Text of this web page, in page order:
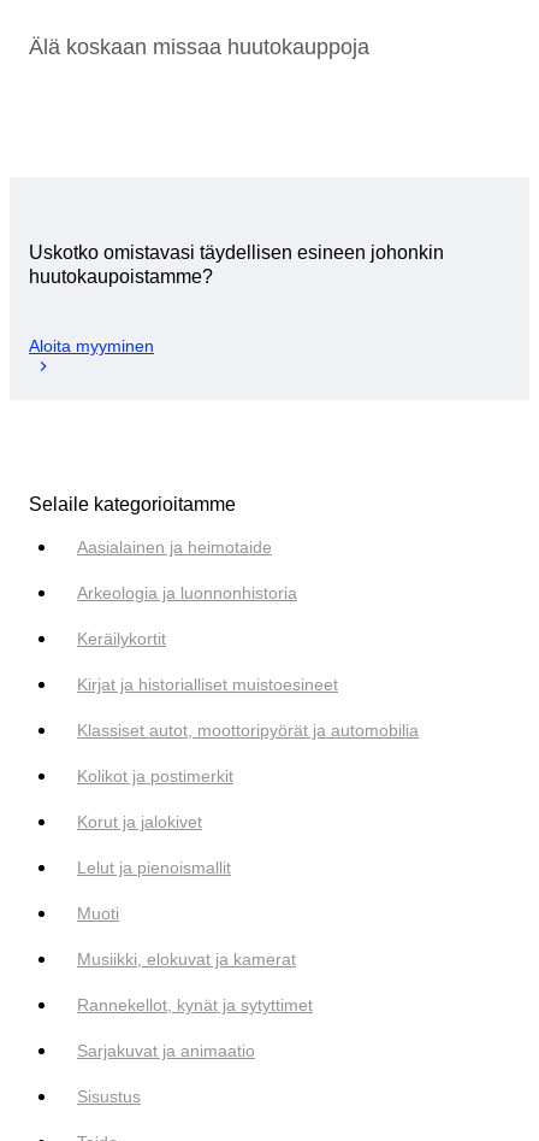
Älä koskaan missaa huutokauppoja
Uskotko omistavasi täydellisen esineen johonkin
huutokaupoistamme?
Aloita myyminen
Selaile kategorioitamme
Aasialainen ja heimotaide
Arkeologia ja luonnonhistoria
Keräilykortit
Kirjat ja historialliset muistoesineet
Klassiset autot, moottoripyörät ja automobilia
Kolikot ja postimerkit
Korut ja jalokivet
Lelut ja pienoismallit
Muoti
Musiikki, elokuvat ja kamerat
Rannekellot, kynät ja sytyttimet
Sarjakuvat ja animaatio
Sisustus